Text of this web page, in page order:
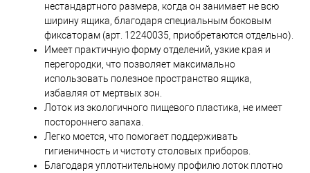
нестандартного размера, когда он занимает не всю
ширину ящика, благодаря специальным боковым
фиксаторам (арт. 12240035, приобретаются отдельно).
Имеет практичную форму отделений, узкие края и
перегородки, что позволяет максимально
использовать полезное пространство ящика,
избавляя от мертвых зон.
Лоток из экологичного пищевого пластика, не имеет
постороннего запаха.
Легко моется, что помогает поддерживать
гигиеничность и чистоту столовых приборов.
Благодаря уплотнительному профилю лоток плотно